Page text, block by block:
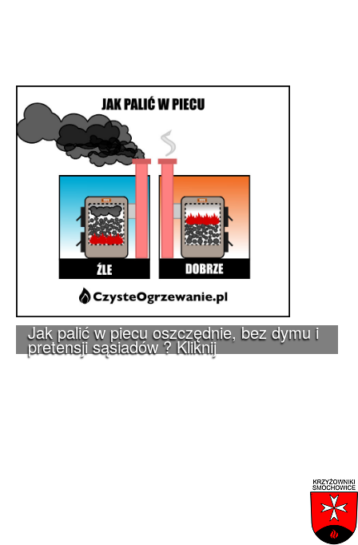
Jak palić w piecu oszczędnie, bez dymu i
pretensji sąsiadów ? Kliknij